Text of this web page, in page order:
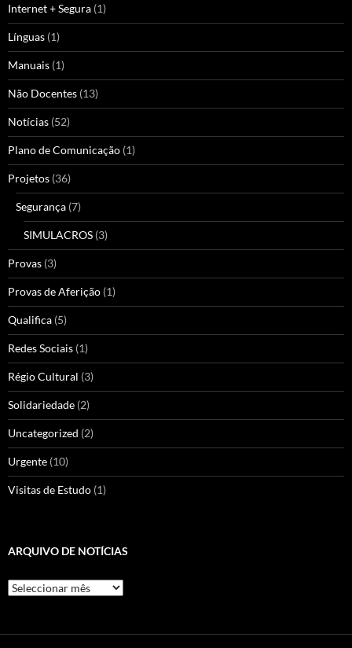
Internet + Segura (1)
Línguas (1)
Manuais (1)
Não Docentes (13)
Notícias (52)
Plano de Comunicação (1)
Projetos (36)
Segurança (7)
SIMULACROS (3)
Provas (3)
Provas de Aferição (1)
Qualifica (5)
Redes Sociais (1)
Régio Cultural (3)
Solidariedade (2)
Uncategorized (2)
Urgente (10)
Visitas de Estudo (1)
ARQUIVO DE NOTÍCIAS
Arquivo
de